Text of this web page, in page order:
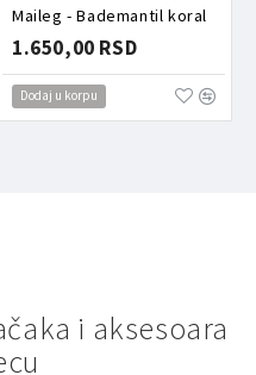
Maileg - Bademantil koral
1.650,00 RSD
Dodaj u korpu
i aksesoara